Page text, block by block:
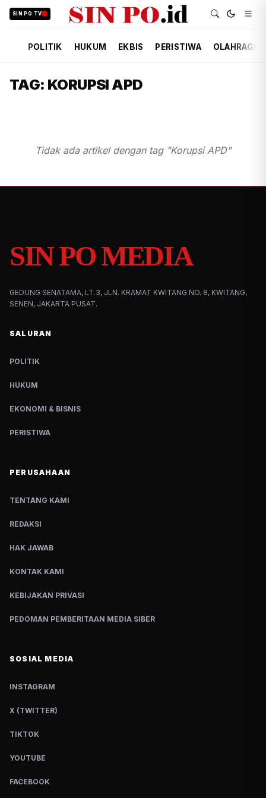
SIN PO TV
POLITIK HUKUM EKBIS PERISTIWA OLAHRAGA
TAG: KORUPSI APD
Tidak ada artikel dengan tag "Korupsi APD"
SIN PO MEDIA
GEDUNG SENATAMA, LT.3, JLN. KRAMAT KWITANG NO. 8, KWITANG,
SENEN, JAKARTA PUSAT.
SALURAN
POLITIK
HUKUM
EKONOMI & BISNIS
PERISTIWA
PERUSAHAAN
TENTANG KAMI
REDAKSI
HAK JAWAB
KONTAK KAMI
KEBIJAKAN PRIVASI
PEDOMAN PEMBERITAAN MEDIA SIBER
SOSIAL MEDIA
INSTAGRAM
X (TWITTER)
TIKTOK
YOUTUBE
FACEBOOK